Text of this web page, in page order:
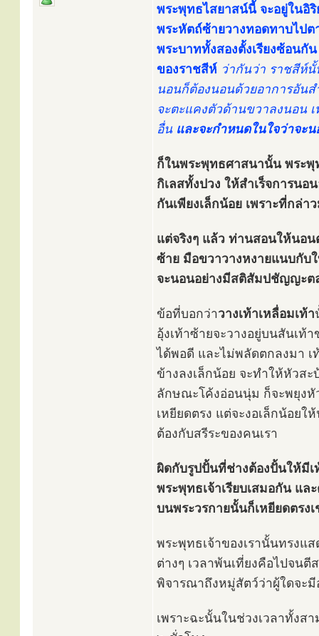
พระพุทธไสยาสน์นี้ จะอยู่ในอิ
พระหัตถ์ซ้ายวางทอดทาบไป
พระบาททั้งสองตั้งเรียงซ้อนกั
ของราชสีห์ ว่ากันว่า ราชสีห์
นอนก็ต้องนอนด้วยอาการอันส
จะตะแคงตัวด้านขวาลงนอน
อื่น และจะกำหนดในใจว่าจ
ก็ในพระพุทธศาสนานั้น พระพุ
กิเลสทั้งปวง ให้สำเร็จการน
กันเพียงเล็กน้อย เพราะที่กล่
แต่จริงๆ แล้ว ท่านสอนให้นอ
ซ้าย มือขวาวางหงายแนบกับ
จะนอนอย่างมีสติสัมปชัญญะต
ข้อที่บอกว่าวางเท้าเหลื่อมเท้า
อุ้งเท้าซ้ายจะวางอยู่บนสันเท้
ได้พอดี และไม่พลัดตกลงมา เ
ข้างลงเล็กน้อย จะทำให้หัวส
ลักษณะโค้งอ่อนนุ่ม ก็จะพยุงหั
เหยียดตรง แต่จะงอเล็กน้อย
ต้องกับสรีระของคนเรา
ผิดกับรูปปั้นที่ช่างต้องปั้นให้มีเ
พระพุทธเจ้าเรียบเสมอกัน แ
บนพระวรกายนั้นก็เหยียดตรง
พระพุทธเจ้าของเรานั้นทรง
ต่างๆ เวลาพ้นเที่ยงคือไปจนตี
พิจารณาถึงหมู่สัตว์ว่าผู้ใดจะมี
เพราะฉะนั้นในช่วงเวลาทั้งส